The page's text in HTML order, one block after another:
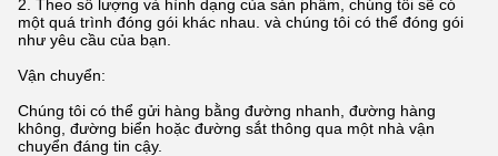
2. Theo số lượng và hình dạng của sản phẩm, chúng tôi sẽ có
một quá trình đóng gói khác nhau. và chúng tôi có thể đóng gói
như yêu cầu của bạn.
Vận chuyển:
Chúng tôi có thể gửi hàng bằng đường nhanh, đường hàng
không, đường biển hoặc đường sắt thông qua một nhà vận
chuyển đáng tin cậy.